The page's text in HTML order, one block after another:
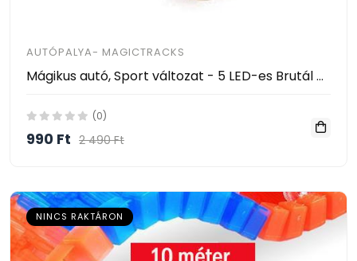
AUTÓPALYA- MAGICTRACKS
Mágikus autó, Sport változat - 5 LED-es Brutál gyors
(0)
990 Ft 2 490 Ft
NINCS RAKTÁRON